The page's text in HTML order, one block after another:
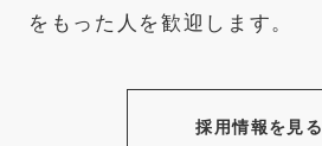
をもった人を歓迎します。
採用情報を見る